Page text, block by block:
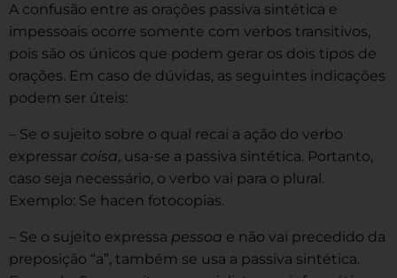
A confusão entre as orações passiva sintética e
impessoais ocorre somente com verbos transitivos,
pois são os únicos que podem gerar os dois tipos de
orações. Em caso de dúvidas, as seguintes indicações
podem ser úteis:
– Se o sujeito sobre o qual recai a ação do verbo
expressar coisa, usa-se a passiva sintética. Portanto,
caso seja necessário, o verbo vai para o plural.
Exemplo: Se hacen fotocopias.
– Se o sujeito expressa pessoa e não vai precedido da
preposição “a”, também se usa a passiva sintética.